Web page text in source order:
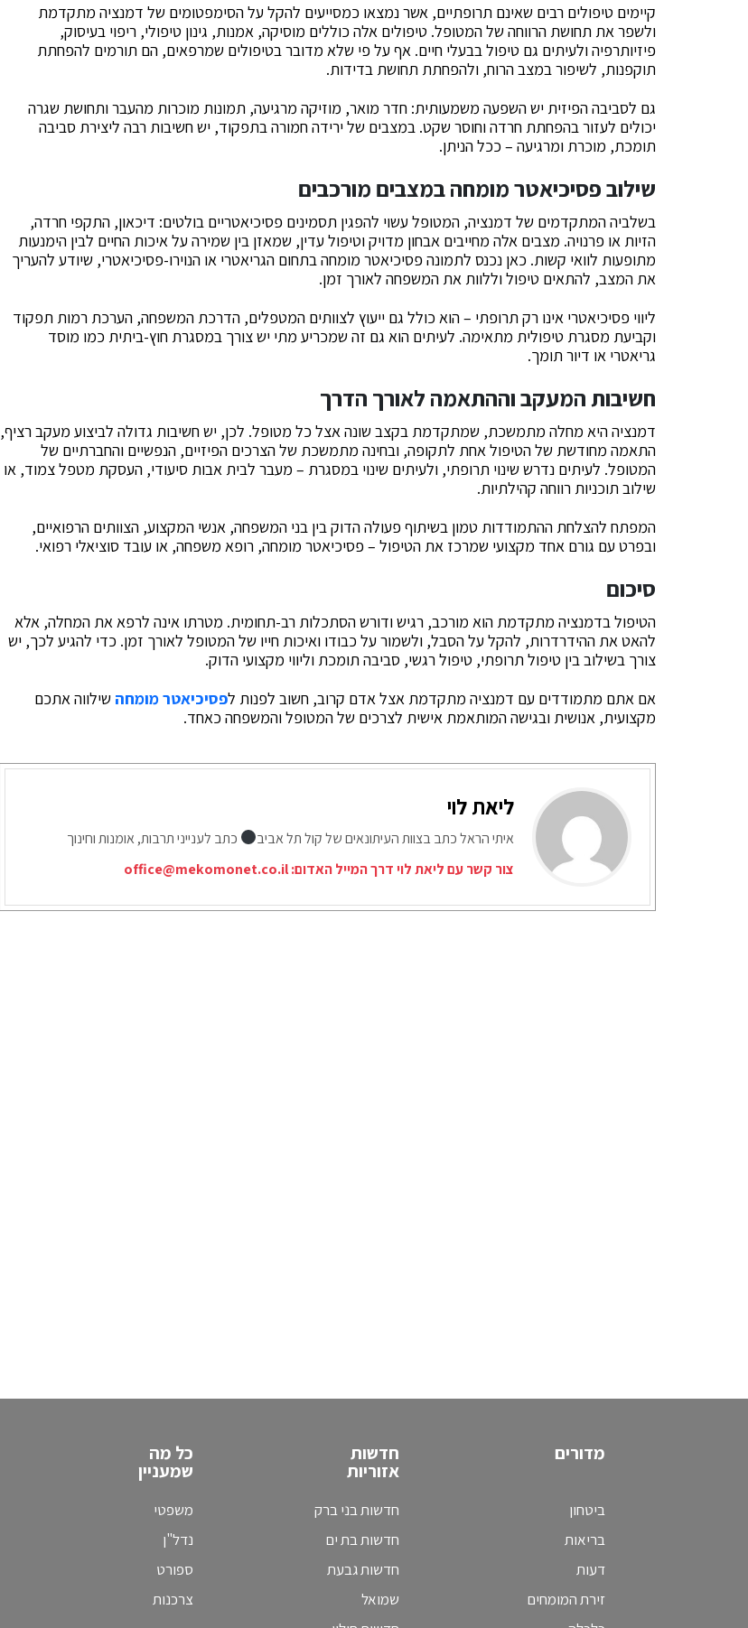
קיימים טיפולים רבים שאינם תרופתיים, אשר נמצאו כמסייעים להקל על הסימפטומים של דמנציה מתקדמת
ולשפר את תחושת הרווחה של המטופל. טיפולים אלה כוללים מוסיקה, אמנות, גינון טיפולי, ריפוי בעיסוק,
פיזיותרפיה ולעיתים גם טיפול בבעלי חיים. אף על פי שלא מדובר בטיפולים שמרפאים, הם תורמים להפחתת
תוקפנות, לשיפור במצב הרוח, ולהפחתת תחושת בדידות.
גם לסביבה הפיזית יש השפעה משמעותית: חדר מואר, מוזיקה מרגיעה, תמונות מוכרות מהעבר ותחושת שגרה
יכולים לעזור בהפחתת חרדה וחוסר שקט. במצבים של ירידה חמורה בתפקוד, יש חשיבות רבה ליצירת סביבה
תומכת, מוכרת ומרגיעה – ככל הניתן.
שילוב פסיכיאטר מומחה במצבים מורכבים
בשלביה המתקדמים של דמנציה, המטופל עשוי להפגין תסמינים פסיכיאטריים בולטים: דיכאון, התקפי חרדה,
הזיות או פרנויה. מצבים אלה מחייבים אבחון מדויק וטיפול עדין, שמאזן בין שמירה על איכות החיים לבין הימנעות
מתופעות לוואי קשות. כאן נכנס לתמונה פסיכיאטר מומחה בתחום הגריאטרי או הנוירו-פסיכיאטרי, שיודע להעריך
את המצב, להתאים טיפול וללוות את המשפחה לאורך זמן.
ליווי פסיכיאטרי אינו רק תרופתי – הוא כולל גם ייעוץ לצוותים המטפלים, הדרכת המשפחה, הערכת רמות תפקוד
וקביעת מסגרת טיפולית מתאימה. לעיתים הוא גם זה שמכריע מתי יש צורך במסגרת חוץ-ביתית כמו מוסד
גריאטרי או דיור תומך.
חשיבות המעקב וההתאמה לאורך הדרך
דמנציה היא מחלה מתמשכת, שמתקדמת בקצב שונה אצל כל מטופל. לכן, יש חשיבות גדולה לביצוע מעקב רציף,
התאמה מחודשת של הטיפול אחת לתקופה, ובחינה מתמשכת של הצרכים הפיזיים, הנפשיים והחברתיים של
המטופל. לעיתים נדרש שינוי תרופתי, ולעיתים שינוי במסגרת – מעבר לבית אבות סיעודי, העסקת מטפל צמוד, או
שילוב תוכניות רווחה קהילתיות.
המפתח להצלחת ההתמודדות טמון בשיתוף פעולה הדוק בין בני המשפחה, אנשי המקצוע, הצוותים הרפואיים,
ובפרט עם גורם אחד מקצועי שמרכז את הטיפול – פסיכיאטר מומחה, רופא משפחה, או עובד סוציאלי רפואי.
סיכום
הטיפול בדמנציה מתקדמת הוא מורכב, רגיש ודורש הסתכלות רב-תחומית. מטרתו אינה לרפא את המחלה, אלא
להאט את ההידרדרות, להקל על הסבל, ולשמור על כבודו ואיכות חייו של המטופל לאורך זמן. כדי להגיע לכך, יש
צורך בשילוב בין טיפול תרופתי, טיפול רגשי, סביבה תומכת וליווי מקצועי הדוק.
אם אתם מתמודדים עם דמנציה מתקדמת אצל אדם קרוב, חשוב לפנות לפסיכיאטר מומחה שילווה אתכם
מקצועית, אנושית ובגישה המותאמת אישית לצרכים של המטופל והמשפחה כאחד.
ליאת לוי
איתי הראל כתב בצוות העיתונאים של קול תל אביב
כתב לענייני תרבות, אומנות וחינוך
צור קשר עם ליאת לוי דרך המייל האדום:office@mekomonet.co.il
מדורים
ביטחון
בריאות
דעות
זירת המומחים
חדשות
אזוריות
חדשות בני ברק
חדשות בת ים
חדשות גבעת
שמואל
כל מה
שמעניין
משפטי
נדל"ן
ספורט
צרכנות